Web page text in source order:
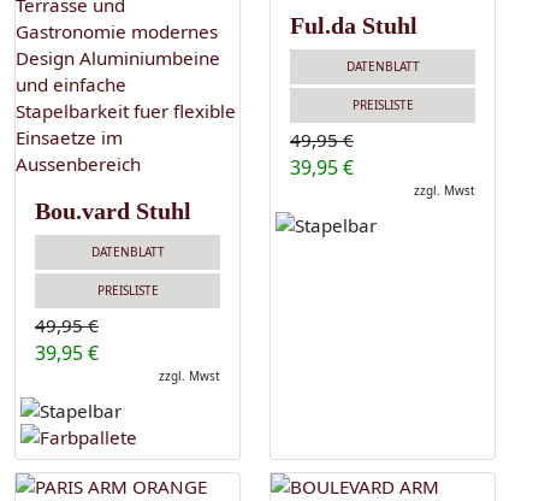
Bou.vard Stuhl
DATENBLATT
PREISLISTE
49,95 €
39,95 €
zzgl. Mwst
Ful.da Stuhl
DATENBLATT
PREISLISTE
49,95 €
39,95 €
zzgl. Mwst